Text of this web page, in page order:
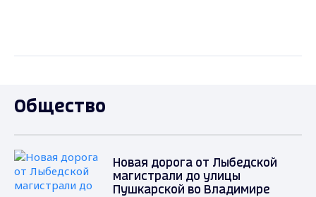
Общество
Новая дорога от Лыбедской
магистрали до улицы
Пушкарской во Владимире